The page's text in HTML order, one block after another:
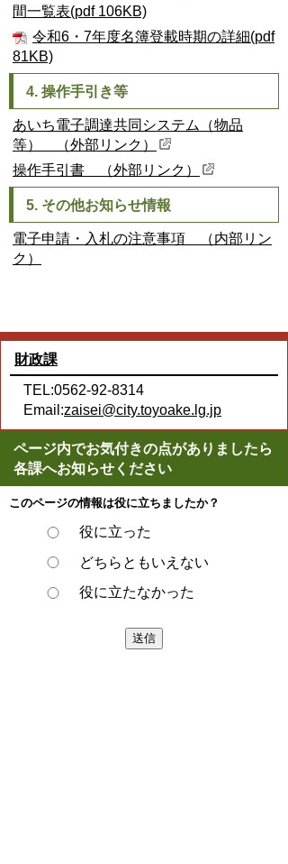
間一覧表(pdf 106KB)
令和6・7年度名簿登載時期の詳細(pdf
81KB)
4. 操作手引き等
あいち電子調達共同システム（物品
等） （外部リンク）
操作手引書 （外部リンク）
5. その他お知らせ情報
電子申請・入札の注意事項 （内部リン
ク）
財政課
TEL:0562-92-8314
Email:zaisei@city.toyoake.lg.jp
ページ内でお気付きの点がありましたら
各課へお知らせください
このページの情報は役に立ちましたか？
役に立った
どちらともいえない
役に立たなかった